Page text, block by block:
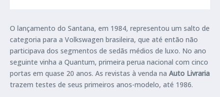
O lançamento do Santana, em 1984, representou um salto de
categoria para a Volkswagen brasileira, que até então não
participava dos segmentos de sedãs médios de luxo. No ano
seguinte vinha a Quantum, primeira perua nacional com cinco
portas em quase 20 anos. As revistas à venda na Auto Livraria
trazem testes de seus primeiros anos-modelo, até 1986.